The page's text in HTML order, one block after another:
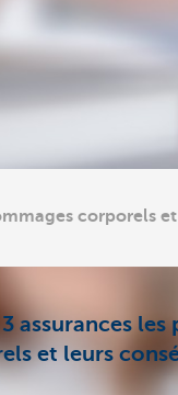
corporels
assurances
et leurs